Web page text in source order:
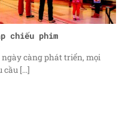
chiếu phim
càng phát triển, mọi
[...]